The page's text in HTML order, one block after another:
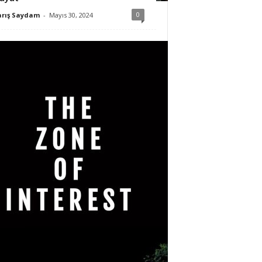
Saydam - Mayıs 30, 2024 0